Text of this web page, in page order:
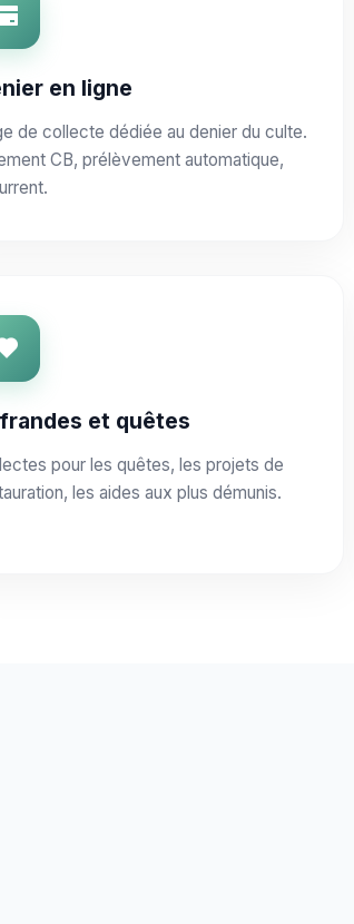
en ligne
de collecte dédiée au denier du culte.
CB, prélèvement automatique,
et quêtes
pour les quêtes, les projets de
les aides aux plus démunis.